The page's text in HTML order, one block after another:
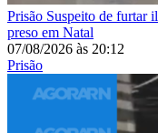
Prisão Suspeito de furtar
preso em Natal
07/08/2026 às 20:12
Prisão